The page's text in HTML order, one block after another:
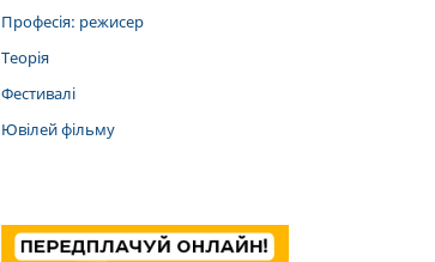
Професія: режисер
Теорія
Фестивалі
Ювілей фільму